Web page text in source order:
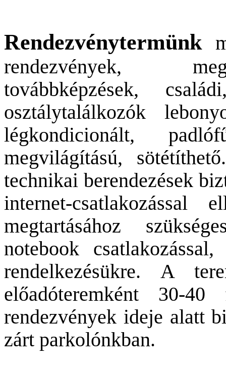
Rendezvénytermünk
rendezvények,
továbbképzések,
osztálytalálkozók
légkondicionált,
megvilágítású,
technikai berendezések
internet-csatlakozással
megtartásához
notebook
rendelkezésükre. A
előadóteremként 30-
rendezvények ideje alatt
zárt parkolónkban.